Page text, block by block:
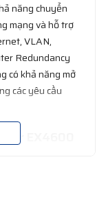
năng chuyển
mạng và hỗ trợ
VLAN,
Redundancy
có khả năng mở
các yêu cầu
EX4600